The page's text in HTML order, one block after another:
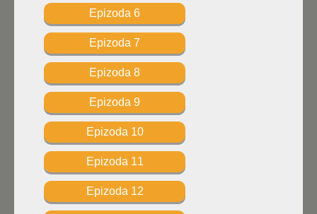
Epizoda 6
Epizoda 7
Epizoda 8
Epizoda 9
Epizoda 10
Epizoda 11
Epizoda 12